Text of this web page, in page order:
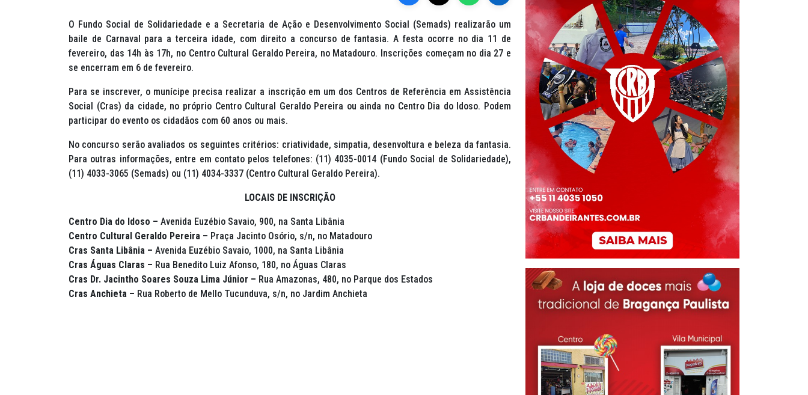
O Fundo Social de Solidariedade e a Secretaria de Ação e Desenvolvimento Social (Semads) realizarão um
baile de Carnaval para a terceira idade, com direito a concurso de fantasia. A festa ocorre no dia 11 de
fevereiro, das 14h às 17h, no Centro Cultural Geraldo Pereira, no Matadouro. Inscrições começam no dia 27 e
se encerram em 6 de fevereiro.
Para se inscrever, o munícipe precisa realizar a inscrição em um dos Centros de Referência em Assistência
Social (Cras) da cidade, no próprio Centro Cultural Geraldo Pereira ou ainda no Centro Dia do Idoso. Podem
participar do evento os cidadãos com 60 anos ou mais.
No concurso serão avaliados os seguintes critérios: criatividade, simpatia, desenvoltura e beleza da fantasia.
Para outras informações, entre em contato pelos telefones: (11) 4035-0014 (Fundo Social de Solidariedade),
(11) 4033-3065 (Semads) ou (11) 4034-3337 (Centro Cultural Geraldo Pereira).
LOCAIS DE INSCRIÇÃO
Centro Dia do Idoso – Avenida Euzébio Savaio, 900, na Santa Libânia
Centro Cultural Geraldo Pereira – Praça Jacinto Osório, s/n, no Matadouro
Cras Santa Libânia – Avenida Euzébio Savaio, 1000, na Santa Libânia
Cras Águas Claras – Rua Benedito Luiz Afonso, 180, no Águas Claras
Cras Dr. Jacintho Soares Souza Lima Júnior – Rua Amazonas, 480, no Parque dos Estados
Cras Anchieta – Rua Roberto de Mello Tucunduva, s/n, no Jardim Anchieta